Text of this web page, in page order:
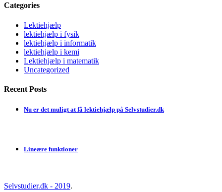
Categories
Lektiehjælp
lektiehjælp i fysik
lektiehjælp i informatik
lektiehjælp i kemi
Lektiehjælp i matematik
Uncategorized
Recent Posts
Nu er det muligt at få lektiehjælp på Selvstudier.dk
Lineære funktioner
Selvstudier.dk - 2019.